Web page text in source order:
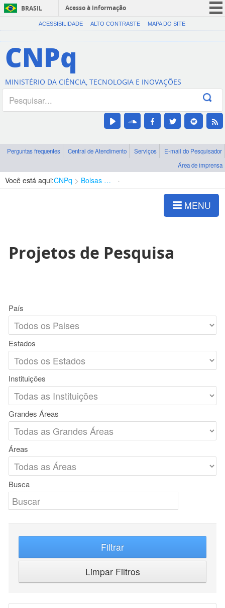
BRASIL
Acesso à informação
CORONAVÍRUS (COVID-19)
Canais
ACESSIBILIDADE ALTO CONTRASTE MAPA DO SITE
CNPq
MINISTÉRIO DA CIÊNCIA, TECNOLOGIA E INOVAÇÕES
Perguntas frequentes Central de Atendimento Serviços
E-mail do Pesquisador
Área de imprensa
Você está aqui:CNPq Bolsas e Auxílios Vigentes
MENU
Projetos de Pesquisa
País
Estados
Instituições
Grandes Áreas
Áreas
Busca
Filtrar
Limpar Filtros